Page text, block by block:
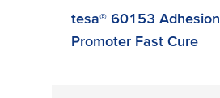
tesa® 60153 Adhesion
Promoter Fast Cure